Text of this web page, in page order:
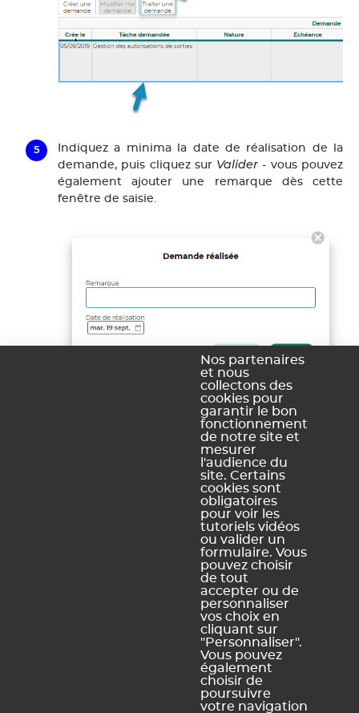
Indiquez a minima la date de réalisation de la
demande, puis cliquez sur Valider - vous pouvez
également ajouter une remarque dès cette
fenêtre de saisie.
Depuis la liste des demandes, précisez
éventuellement la durée de l'intervention.
Ce contenu vous a été utile ?
Pas vraiment
https://docs.index-education.com/docs_fr/fr-pronote-
support-fiche-873-3820-traiter-une-demande-travaux-d-
entretien-tache-de-secretariat-maintenance-
informatique.php
Nos partenaires
et nous
collectons des
cookies pour
garantir le bon
fonctionnement
de notre site et
mesurer
l'audience du
site. Certains
cookies sont
obligatoires
pour voir les
tutoriels vidéos
ou valider un
formulaire. Vous
pouvez choisir
de tout
accepter ou de
personnaliser
vos choix en
cliquant sur
"Personnaliser".
Vous pouvez
également
choisir de
poursuivre
votre navigation